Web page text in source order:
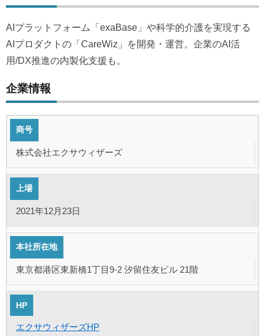
AIプラットフォーム「exaBase」や科学的介護を実現する
AIプロダクトの「CareWiz」を開発・運営。企業のAI活
用/DX推進の内製化支援も。
企業情報
商号
株式会社エクサウィザーズ
上場
2021年12月23日
本社所在地
東京都港区東新橋1丁目9-2 汐留住友ビル 21階
HP
エクサウィザーズHP